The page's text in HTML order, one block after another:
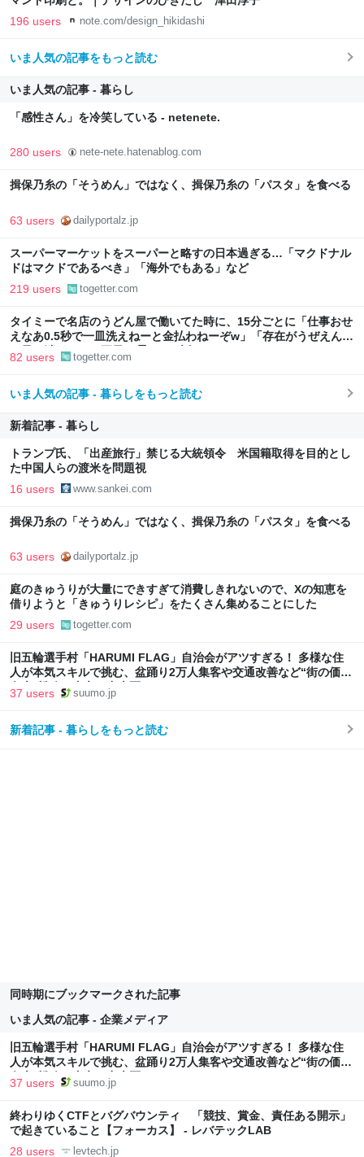
196 users note.com/design_hikidashi
いま人気の記事をもっと読む
いま人気の記事 - 暮らし
「感性さん」を冷笑している - netenete.
280 users nete-nete.hatenablog.com
揖保乃糸の「そうめん」ではなく、揖保乃糸の「パスタ」を食べる
63 users dailyportalz.jp
スーパーマーケットをスーパーと略すの日本過ぎる…「マクドナル
ドはマクドであるべき」「海外でもある」など
219 users togetter.com
タイミーで名店のうどん屋で働いてた時に、15分ごとに「仕事おせ
えなあ0.5秒で一皿洗えねーと金払わねーぞw」「存在がうぜえんだ
よ早く消えろ」と耳元で囁かれた話
82 users togetter.com
いま人気の記事 - 暮らしをもっと読む
新着記事 - 暮らし
トランプ氏、「出産旅行」禁じる大統領令 米国籍取得を目的とし
た中国人らの渡米を問題視
16 users www.sankei.com
揖保乃糸の「そうめん」ではなく、揖保乃糸の「パスタ」を食べる
63 users dailyportalz.jp
庭のきゅうりが大量にできすぎて消費しきれないので、Xの知恵を
借りようと「きゅうりレシピ」をたくさん集めることにした
29 users togetter.com
旧五輪選手村「HARUMI FLAG」自治会がアツすぎる！ 多様な住
人が本気スキルで挑む、盆踊り2万人集客や交通改善など“街の価値
向上”戦略 東京・中央区
37 users suumo.jp
新着記事 - 暮らしをもっと読む
同時期にブックマークされた記事
いま人気の記事 - 企業メディア
旧五輪選手村「HARUMI FLAG」自治会がアツすぎる！ 多様な住
人が本気スキルで挑む、盆踊り2万人集客や交通改善など“街の価値
向上”戦略 東京・中央区
37 users suumo.jp
終わりゆくCTFとバグバウンティ 「競技、賞金、責任ある開示」
で起きていること【フォーカス】 - レバテックLAB
28 users levtech.jp